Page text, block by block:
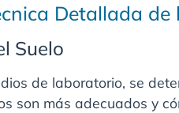
Detallada de
Suelo
de laboratorio, se
son más adecuados y